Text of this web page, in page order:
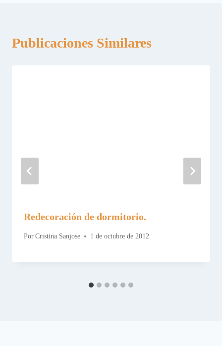
Publicaciones Similares
Redecoración de dormitorio.
Por Cristina Sanjose 1 de octubre de 2012